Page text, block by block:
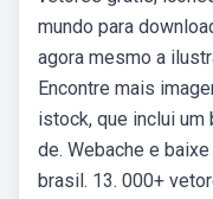
mundo para
agora mesmo a
Encontre mais
istock, que inclui
de. Webache e
brasil. 13. 000+